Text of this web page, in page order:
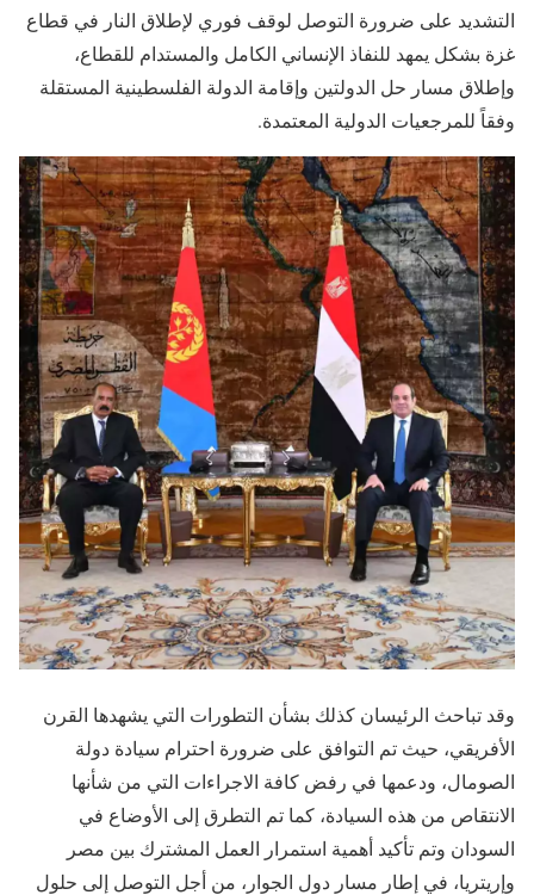
التشديد على ضرورة التوصل لوقف فوري لإطلاق النار في قطاع
غزة بشكل يمهد للنفاذ الإنساني الكامل والمستدام للقطاع،
وإطلاق مسار حل الدولتين وإقامة الدولة الفلسطينية المستقلة
وفقاً للمرجعيات الدولية المعتمدة.
وقد تباحث الرئيسان كذلك بشأن التطورات التي يشهدها القرن
الأفريقي، حيث تم التوافق على ضرورة احترام سيادة دولة
الصومال، ودعمها في رفض كافة الاجراءات التي من شأنها
الانتقاص من هذه السيادة، كما تم التطرق إلى الأوضاع في
السودان وتم تأكيد أهمية استمرار العمل المشترك بين مصر
وإريتريا، في إطار مسار دول الجوار، من أجل التوصل إلى حلول